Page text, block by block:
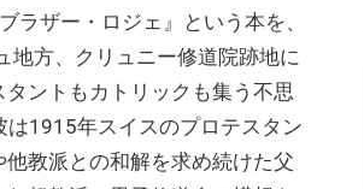
ザー・ロジェ』という本を、
地方、クリュニー修道院跡地に
ントもカトリックも集う不思
は1915年スイスのプロテスタン
教派との和解を求め続けた父